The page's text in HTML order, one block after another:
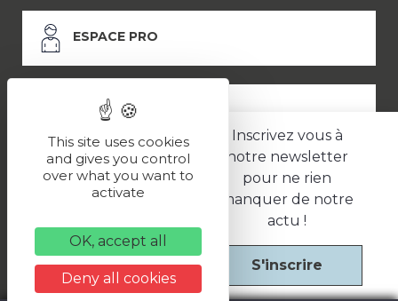
Inscrivez vous à
notre newsletter
pour ne rien
manquer de notre
actu !
S'inscrire
ESPACE PRO
ESPACE PRESSE
LES PARTENAIRES
Politique de confidentialité
Une réalisation
This site uses cookies
and gives you control
over what you want to
activate
OK, accept all
Deny all cookies